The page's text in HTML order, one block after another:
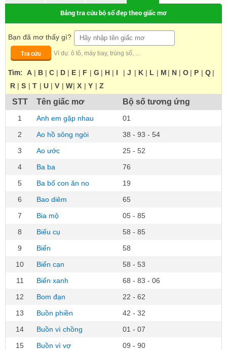
Bảng tra cứu bộ số đẹp theo giấc mơ
Bạn đã mơ thấy gì?
Tra cứu
Ví dụ: ô tô, máy bay, trúng số, ...
Tìm: A | B | C | D | E | F | G | H | I | J | K | L | M | N | O | P | Q |
R | S | T | U | V | W| X | Y | Z
STT Tên giấc mơ Bộ số tương ứng
1 Anh em gặp nhau
01
2
Ao hồ sông ngòi
38 - 93 - 54
3
Ao ước
25 - 52
4
Ba ba
76
5
Ba bố con ăn no
19
6
Bao diêm
65
7
Bia mộ
05 - 85
8
Biếu cụ
58 - 85
9
Biển
58
10
Biển cạn
58 - 53
11
Biển xanh
68 - 83 - 06
12
Bom đạn
22 - 62
13
Buồn phiền
42 - 32
14
Buồn vì chồng
01 - 07
15
Buồn vì vợ
09 - 90